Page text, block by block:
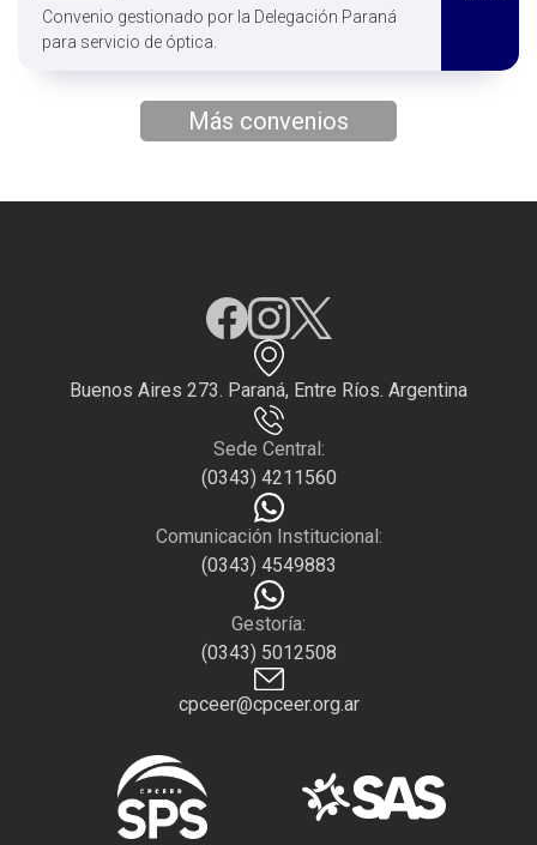
Convenio gestionado por la Delegación Paraná
para servicio de óptica.
Más convenios
Buenos Aires 273. Paraná, Entre Ríos. Argentina
Sede Central:
(0343) 4211560
Comunicación Institucional:
(0343) 4549883
Gestoría:
(0343) 5012508
cpceer@cpceer.org.ar